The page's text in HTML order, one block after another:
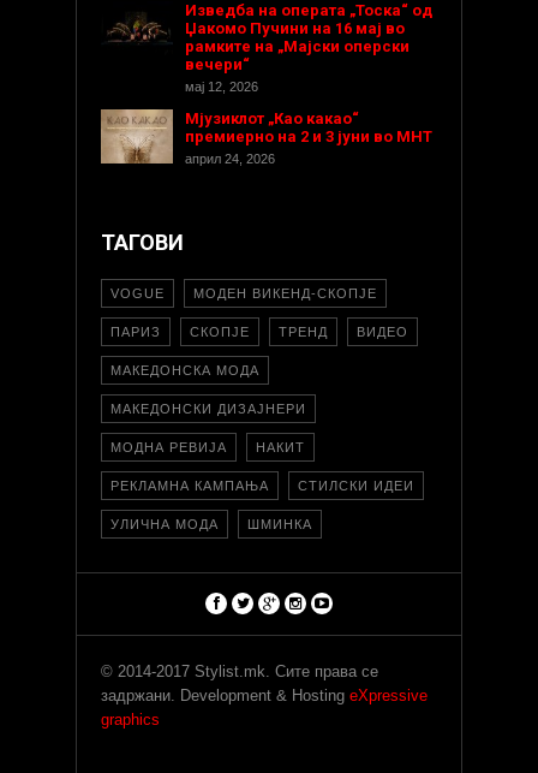
Изведба на операта „Тоска“ од
Џакомо Пучини на 16 мај во
рамките на „Мајски оперски
вечери“
мај 12, 2026
Мјузиклот „Као какао“
премиерно на 2 и 3 јуни во МНТ
април 24, 2026
ТАГОВИ
VOGUE МОДЕН ВИКЕНД-СКОПЈЕ
ПАРИЗ СКОПЈЕ ТРЕНД ВИДЕО
МАКЕДОНСКА МОДА
МАКЕДОНСКИ ДИЗАЈНЕРИ
МОДНА РЕВИЈА НАКИТ
РЕКЛАМНА КАМПАЊА СТИЛСКИ ИДЕИ
УЛИЧНА МОДА ШМИНКА
© 2014-2017 Stylist.mk. Сите права се
задржани. Development & Hosting eXpressive
graphics